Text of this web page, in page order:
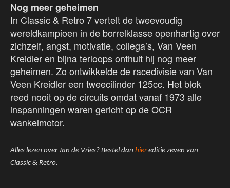
Nog meer geheimen
In Classic & Retro 7 vertelt de tweevoudig
wereldkampioen in de borrelklasse openhartig over
zichzelf, angst, motivatie, collega’s, Van Veen
Kreidler en bijna terloops onthult hij nog meer
geheimen. Zo ontwikkelde de racedivisie van Van
Veen Kreidler een tweecilinder 125cc. Het blok
reed nooit op de circuits omdat vanaf 1973 alle
inspanningen waren gericht op de OCR
wankelmotor.
Alles lezen over Jan de Vries? Bestel dan hiereditie zeven van
Classic & Retro.